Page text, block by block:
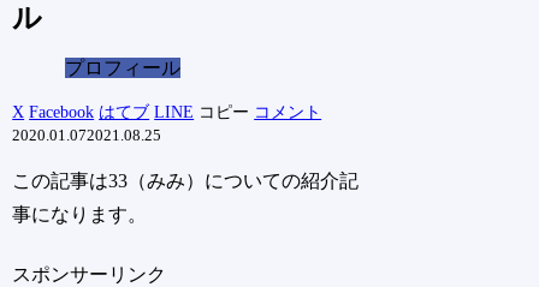
ル
プロフィール
X Facebook はてブ LINE コピー コメント
2020.01.072021.08.25
この記事は33（みみ）についての紹介記
事になります。
スポンサーリンク